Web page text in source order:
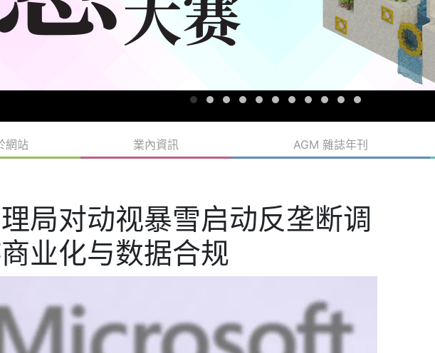
網站 業內資訊 AGM 雜誌年刊
局对动视暴雪启动反垄断调
业化与数据合规